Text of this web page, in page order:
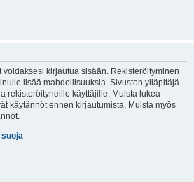
kirjautua sisään. Rekisteröityminen
lisää mahdollisuuksia. Sivuston ylläpitäjä
rekisteröityneille käyttäjille. Muista lukea
käytännöt ennen kirjautumista. Muista myös